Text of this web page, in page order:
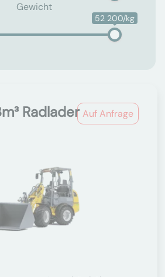
Gewicht
52 200/kg
Auf Anfrage
Radlader